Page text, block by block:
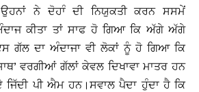
ਨੇ ਦੋਹਾੰ ਦੀ ਨਿਯੁਕਤੀ ਕਰਨ ਸਸਮੇਂ
ਕੀਤਾ ਤਾਂ ਸਾਫ ਹੋ ਗਿਆ ਕਿ ਅੱਗੇ ਅੱਗੇ
ਗੱਲ ਦਾ ਅੰਦਾਜਾ ਵੀ ਲੋਕਾਂ ਨੂੰ ਹੋ ਗਿਆ ਕਿ
ਵਰਗੀਆਂ ਗੱਲਾਂ ਕੇਵਲ ਦਿਖਾਵਾ ਮਾਤਰ ਹਨ
ਪੀ ਐਮ ਹਨ।ਸਵਾਲ ਪੈਦਾ ਹੁੰਦਾ ਹੈ ਕਿ